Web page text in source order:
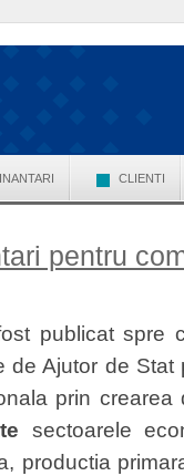
CLIENTI
pentru
publicat spre
de Ajutor de
prin
sectoarele
productia